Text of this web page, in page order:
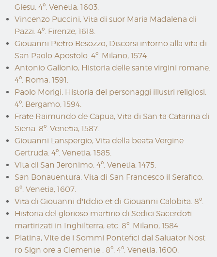
Giesu. 4º. Venetia, 1603.
Vincenzo Puccini, Vita di suor Maria Madalena di
Pazzi. 4º. Firenze, 1618.
Giouanni Pietro Besozzo, Discorsi intorno alla vita di
San Paolo Apostolo. 4º. Milano, 1574.
Antonio Gallonio, Historia delle sante virgini romane.
4º. Roma, 1591.
Paolo Morigi, Historia dei personaggi illustri religiosi.
4º. Bergamo, 1594.
Frate Raimundo de Capua, Vita di San ta Catarina di
Siena. 8º. Venetia, 1587.
Giouanni Lanspergio, Vita della beata Vergine
Gertruda. 4º. Venetia, 1585.
Vita di San Jeronimo. 4º. Venetia, 1475.
San Bonauentura, Vita di San Francesco il Serafico.
8º. Venetia, 1607.
Vita di Giouanni d'Iddio et di Giouanni Calobita. 8º.
Historia del glorioso martirio di Sedici Sacerdoti
martirizati in Inghilterra, etc. 8º. Milano, 1584.
Platina, Vite de i Sommi Pontefici dal Saluator Nost
ro Sign ore a Clemente . 8º. 4º. Venetia, 1600.